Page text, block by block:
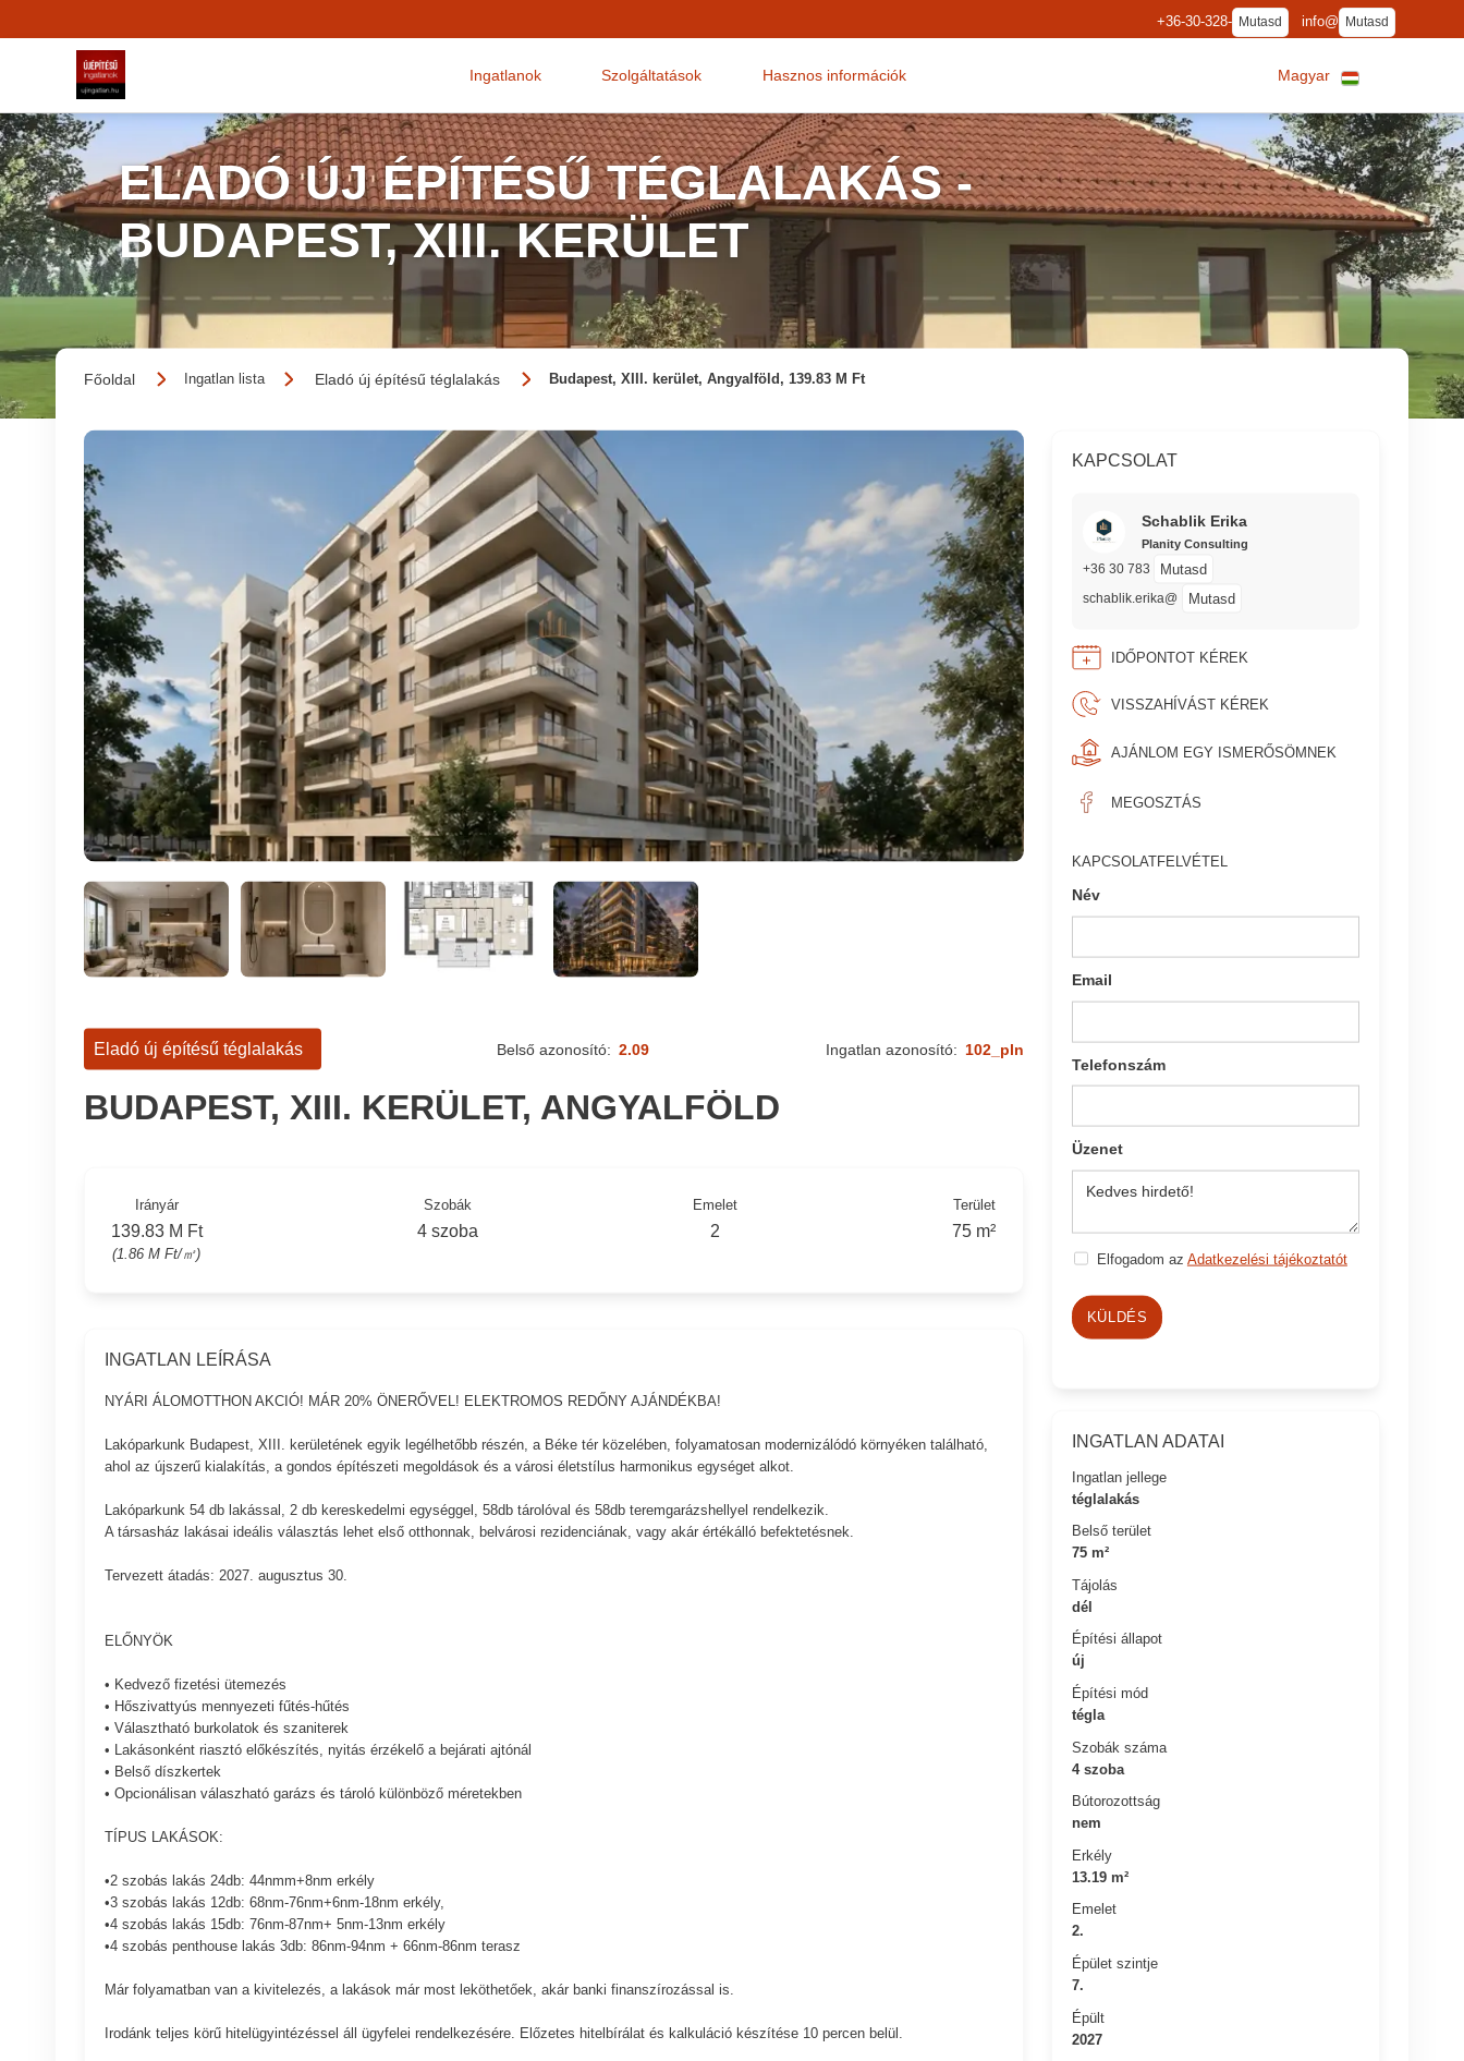
+36-30-328- Mutasd info@ Mutasd
Ingatlanok Szolgáltatások Hasznos információk Magyar
ELADÓ ÚJ ÉPÍTÉSŰ TÉGLALAKÁS -
BUDAPEST, XIII. KERÜLET
Főoldal Ingatlan lista Eladó új építésű téglalakás Budapest, XIII. kerület, Angyalföld, 139.83 M Ft
KAPCSOLAT
Schablik Erika
Planity Consulting
+36 30 783 Mutasd
schablik.erika@ Mutasd
IDŐPONTOT KÉREK
VISSZAHÍVÁST KÉREK
AJÁNLOM EGY ISMERŐSÖMNEK
MEGOSZTÁS
KAPCSOLATFELVÉTEL
Név
Email
Telefonszám
Üzenet
Elfogadom az Adatkezelési tájékoztatót
KÜLDÉS
INGATLAN ADATAI
Ingatlan jellege
téglalakás
Belső terület
75 m²
Tájolás
dél
Építési állapot
új
Építési mód
tégla
Szobák száma
4 szoba
Bútorozottság
nem
Erkély
13.19 m²
Emelet
2.
Épület szintje
7.
Épült
2027
Eladó új építésű téglalakás Belső azonosító: 2.09 Ingatlan azonosító: 102_pln
BUDAPEST, XIII. KERÜLET, ANGYALFÖLD
Irányár
139.83 M Ft
(1.86 M Ft/㎡)
Szobák
4 szoba
Emelet
2
Terület
75 m²
INGATLAN LEÍRÁSA
NYÁRI ÁLOMOTTHON AKCIÓ! MÁR 20% ÖNERŐVEL! ELEKTROMOS REDŐNY AJÁNDÉKBA!
Lakóparkunk Budapest, XIII. kerületének egyik legélhetőbb részén, a Béke tér közelében, folyamatosan modernizálódó környéken található,
ahol az újszerű kialakítás, a gondos építészeti megoldások és a városi életstílus harmonikus egységet alkot.
Lakóparkunk 54 db lakással, 2 db kereskedelmi egységgel, 58db tárolóval és 58db teremgarázshellyel rendelkezik.
A társasház lakásai ideális választás lehet első otthonnak, belvárosi rezidenciának, vagy akár értékálló befektetésnek.
Tervezett átadás: 2027. augusztus 30.
ELŐNYÖK
• Kedvező fizetési ütemezés
• Hőszivattyús mennyezeti fűtés-hűtés
• Választható burkolatok és szaniterek
• Lakásonként riasztó előkészítés, nyitás érzékelő a bejárati ajtónál
• Belső díszkertek
• Opcionálisan válaszható garázs és tároló különböző méretekben
TÍPUS LAKÁSOK:
•2 szobás lakás 24db: 44nmm+8nm erkély
•3 szobás lakás 12db: 68nm-76nm+6nm-18nm erkély,
•4 szobás lakás 15db: 76nm-87nm+ 5nm-13nm erkély
•4 szobás penthouse lakás 3db: 86nm-94nm + 66nm-86nm terasz
Már folyamatban van a kivitelezés, a lakások már most leköthetőek, akár banki finanszírozással is.
Irodánk teljes körű hitelügyintézéssel áll ügyfelei rendelkezésére. Előzetes hitelbírálat és kalkuláció készítése 10 percen belül.